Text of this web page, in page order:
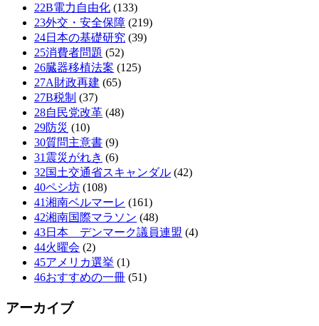
22B電力自由化 (133)
23外交・安全保障 (219)
24日本の基礎研究 (39)
25消費者問題 (52)
26臓器移植法案 (125)
27A財政再建 (65)
27B税制 (37)
28自民党改革 (48)
29防災 (10)
30質問主意書 (9)
31震災がれき (6)
32国土交通省スキャンダル (42)
40ペシ坊 (108)
41湘南ベルマーレ (161)
42湘南国際マラソン (48)
43日本 デンマーク議員連盟 (4)
44火曜会 (2)
45アメリカ選挙 (1)
46おすすめの一冊 (51)
アーカイブ